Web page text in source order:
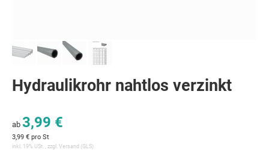
Hydraulikrohr nahtlos verzinkt
ab 3,99 €
3,99 € pro St
inkl. 19% USt. , zzgl. Versand (GLS)